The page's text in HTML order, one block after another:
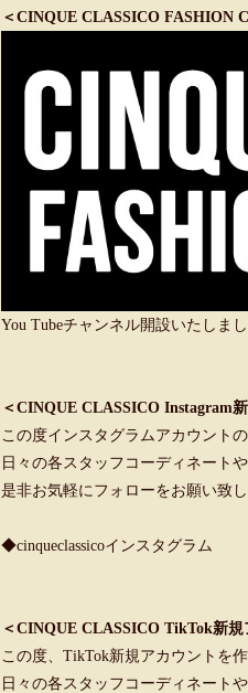
＜CINQUE CLASSICO FASHION
You Tubeチャンネル開設いたしま
＜CINQUE CLASSICO Instagram
この度インスタグラムアカウント
日々の各スタッフコーディネート
是非お気軽にフォローをお願い致し
◆cinqueclassicoインスタグラム
＜CINQUE CLASSICO TikTok新
この度、TikTok新規アカウントを作
日々の各スタッフコーディネート